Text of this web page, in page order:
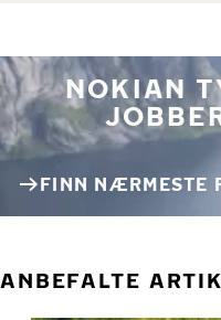
NOKIAN
FINN NÆRMESTE
ANBEFALTE